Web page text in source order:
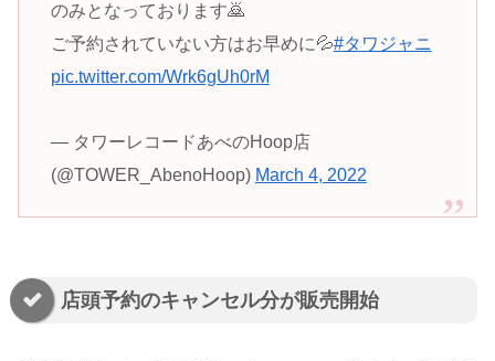
のみとなっております🙇
ご予約されていない方はお早めに💦#タワジャニ
pic.twitter.com/Wrk6gUh0rM
— タワーレコードあべのHoop店
(@TOWER_AbenoHoop) March 4, 2022
店頭予約のキャンセル分が販売開始